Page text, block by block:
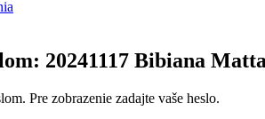
20241117 Bibiana Matta
Pre zobrazenie zadajte vaše heslo.